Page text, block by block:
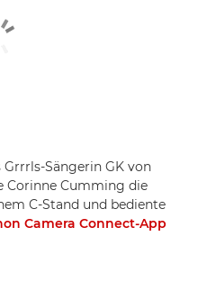
Sängerin GK von
Corinne Cumming die
C-Stand und bediente
Camera Connect-App